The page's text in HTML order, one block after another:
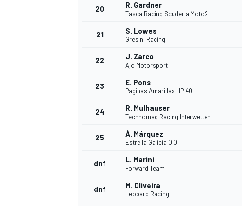
20 R. Gardner
Tasca Racing Scuderia Moto2
21 S. Lowes
Gresini Racing
22 J. Zarco
Ajo Motorsport
23 E. Pons
Paginas Amarillas HP 40
24 R. Mulhauser
Technomag Racing Interwetten
25 Á. Márquez
Estrella Galicia 0,0
dnf L. Marini
Forward Team
dnf M. Oliveira
Leopard Racing